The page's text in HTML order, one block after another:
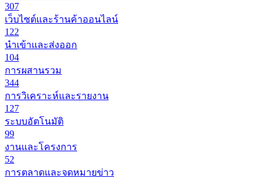
307
เว็บไซต์และร้านค้าออนไลน์
122
นำเข้าและส่งออก
104
การผสานรวม
344
การวิเคราะห์และรายงาน
127
ระบบอัตโนมัติ
99
งานและโครงการ
52
การตลาดและจดหมายข่าว